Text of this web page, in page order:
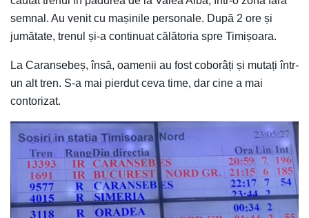
semnal. Au venit cu mașinile personale. După 2 ore și
jumătate, trenul și-a continuat călătoria spre Timișoara.
La Caransebeș, însă, oamenii au fost coborâți și mutați într-
un alt tren. S-a mai pierdut ceva time, dar cine a mai
contorizat.